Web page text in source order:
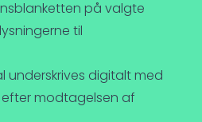
på valgte
til
underskrives digitalt med
efter modtagelsen af